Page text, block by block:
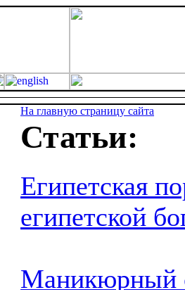
На главную страницу сайта
Статьи:
Египетская
египетской
Маникюрный